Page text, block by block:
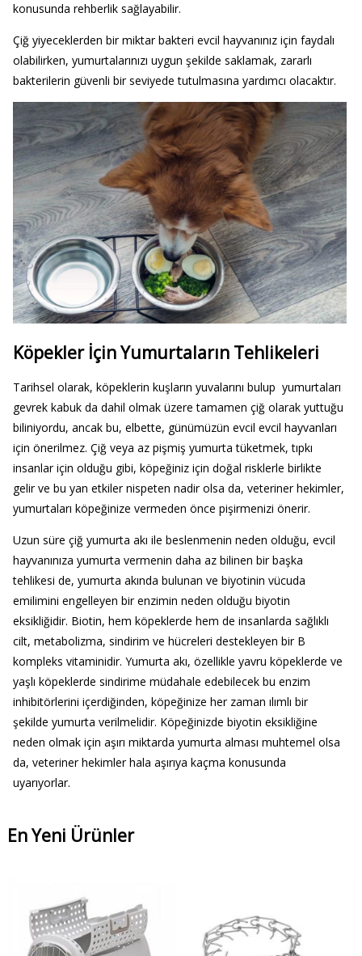
konusunda rehberlik sağlayabilir.
Çiğ yiyeceklerden bir miktar bakteri evcil hayvanınız için faydalı
olabilirken, yumurtalarınızı uygun şekilde saklamak, zararlı
bakterilerin güvenli bir seviyede tutulmasına yardımcı olacaktır.
Köpekler İçin Yumurtaların Tehlikeleri
Tarihsel olarak, köpeklerin kuşların yuvalarını bulup yumurtaları
gevrek kabuk da dahil olmak üzere tamamen çiğ olarak yuttuğu
biliniyordu, ancak bu, elbette, günümüzün evcil evcil hayvanları
için önerilmez. Çiğ veya az pişmiş yumurta tüketmek, tıpkı
insanlar için olduğu gibi, köpeğiniz için doğal risklerle birlikte
gelir ve bu yan etkiler nispeten nadir olsa da, veteriner hekimler,
yumurtaları köpeğinize vermeden önce pişirmenizi önerir.
Uzun süre çiğ yumurta akı ile beslenmenin neden olduğu, evcil
hayvanınıza yumurta vermenin daha az bilinen bir başka
tehlikesi de, yumurta akında bulunan ve biyotinin vücuda
emilimini engelleyen bir enzimin neden olduğu biyotin
eksikliğidir. Biotin, hem köpeklerde hem de insanlarda sağlıklı
cilt, metabolizma, sindirim ve hücreleri destekleyen bir B
kompleks vitaminidir. Yumurta akı, özellikle yavru köpeklerde ve
yaşlı köpeklerde sindirime müdahale edebilecek bu enzim
inhibitörlerini içerdiğinden, köpeğinize her zaman ılımlı bir
şekilde yumurta verilmelidir. Köpeğinizde biyotin eksikliğine
neden olmak için aşırı miktarda yumurta alması muhtemel olsa
da, veteriner hekimler hala aşırıya kaçma konusunda
uyarıyorlar.
En Yeni Ürünler